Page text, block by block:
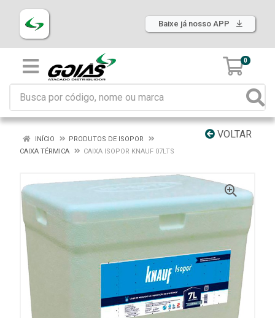
Baixe já nosso APP
0
VOLTAR
INÍCIO
PRODUTOS DE ISOPOR
CAIXA TÉRMICA
CAIXA ISOPOR KNAUF 07LTS